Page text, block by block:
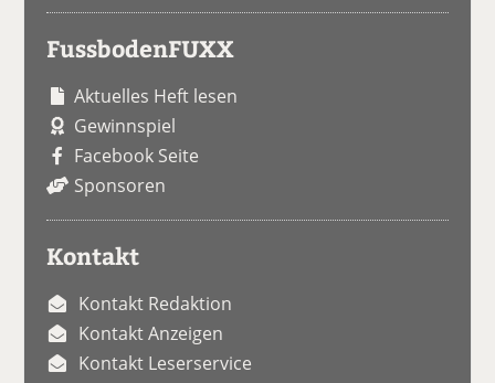
FussbodenFUXX
Aktuelles Heft lesen
Gewinnspiel
Facebook Seite
Sponsoren
Kontakt
Kontakt Redaktion
Kontakt Anzeigen
Kontakt Leserservice